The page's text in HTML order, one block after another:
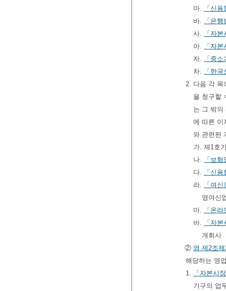
마.
「신
바.
「은
사.
「자
아.
「자
자.
「중
차.
「한
2. 다음 각 목
을 청구할
는 그 밖의
에 따른 이
와 관련된
가. 제1호
나.
「보
다.
「신
라.
「여
영여신
마.
「온
바.
「자
개회사
② 영 제2조
해당하는 영
1.
「자본시
기구의 업